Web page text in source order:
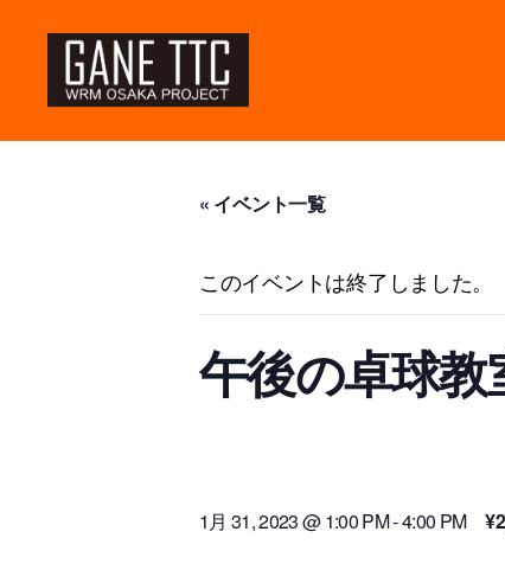
« イベント一覧
このイベントは終了しました。
午後の卓球教
1月 31, 2023 @ 1:00 PM-4:00 PM